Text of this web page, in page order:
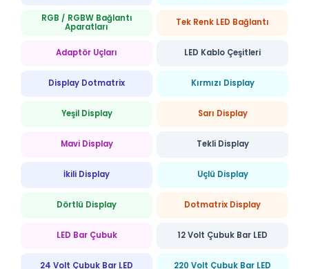
RGB / RGBW Bağlantı
Aparatları
Tek Renk LED Bağlantı
Adaptör Uçları LED Kablo Çeşitleri
Display Dotmatrix Kırmızı Display
Yeşil Display Sarı Display
Mavi Display Tekli Display
İkili Display Üçlü Display
Dörtlü Display Dotmatrix Display
LED Bar Çubuk 12 Volt Çubuk Bar LED
24 Volt Çubuk Bar LED 220 Volt Çubuk Bar LED